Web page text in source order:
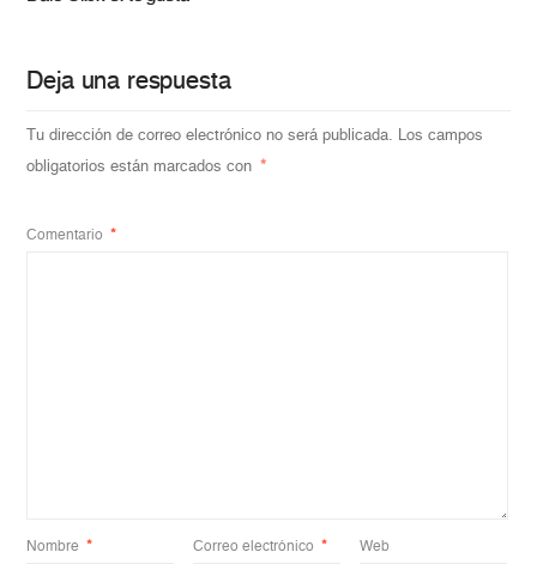
Deja una respuesta
Tu dirección de correo electrónico no será publicada. Los campos
obligatorios están marcados con *
Comentario *
Nombre * Correo electrónico * Web